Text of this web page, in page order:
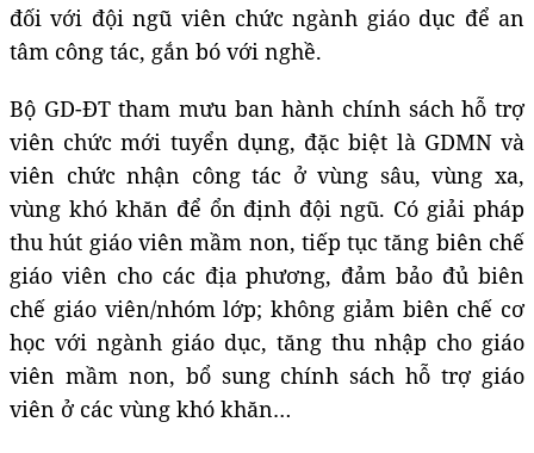
đối với đội ngũ viên chức ngành giáo dục để an
tâm công tác, gắn bó với nghề.
Bộ GD-ĐT tham mưu ban hành chính sách hỗ trợ
viên chức mới tuyển dụng, đặc biệt là GDMN và
viên chức nhận công tác ở vùng sâu, vùng xa,
vùng khó khăn để ổn định đội ngũ. Có giải pháp
thu hút giáo viên mầm non, tiếp tục tăng biên chế
giáo viên cho các địa phương, đảm bảo đủ biên
chế giáo viên/nhóm lớp; không giảm biên chế cơ
học với ngành giáo dục, tăng thu nhập cho giáo
viên mầm non, bổ sung chính sách hỗ trợ giáo
viên ở các vùng khó khăn…